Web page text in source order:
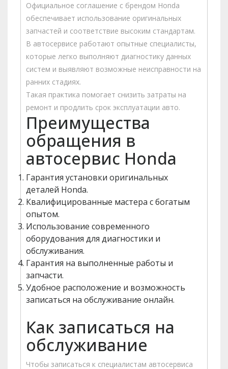
Официальное соглашение с брендом Honda
обеспечивает использование оригинальных
запчастей и соответствие высоким стандартам.
В автосервисе работают опытные специалисты,
которые легко выполняют диагностику данных
систем и выявляют возможные неисправности на
ранних стадиях.
Такая практика помогает снизить затраты на
ремонт и продлить срок эксплуатации авто.
Преимущества
обращения в
автосервис Honda
Гарантия установки оригинальных
деталей Honda.
Квалифицированные мастера с богатым
опытом.
Использование современного
оборудования для диагностики и
обслуживания.
Гарантия на выполненные работы и
запчасти.
Удобное расположение и возможность
записаться на обслуживание онлайн.
Как записаться на
обслуживание
Чтобы записаться к специалистам автосервиса